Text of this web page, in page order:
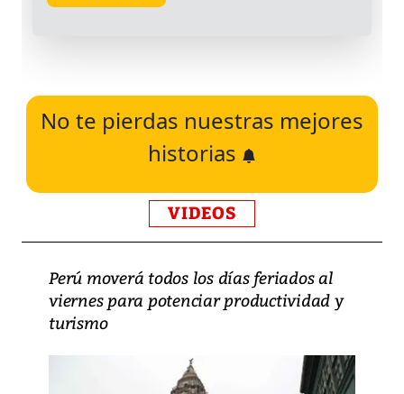
No te pierdas nuestras mejores
historias
VIDEOS
Perú moverá todos los días feriados al
viernes para potenciar productividad y
turismo